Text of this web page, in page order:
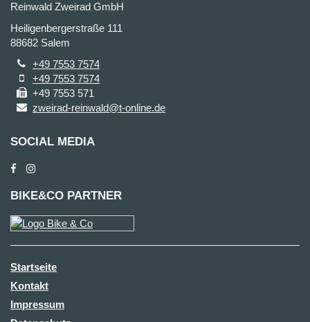
Reinwald Zweirad GmbH
Heiligenbergerstraße 111
88682 Salem
+49 7553 7574
+49 7553 7574
+49 7553 571
zweirad-reinwald@t-online.de
SOCIAL MEDIA
BIKE&CO PARTNER
Startseite
Kontakt
Impressum